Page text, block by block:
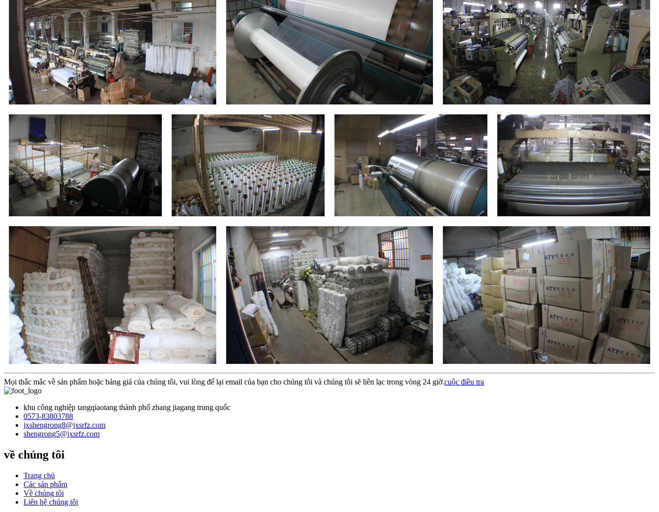
Mọi thắc mắc về sản phẩm hoặc bảng giá của chúng tôi, vui lòng để lại email của bạn cho chúng tôi và chúng tôi sẽ liên lạc trong vòng 24 giờ.cuộc điều tra
khu công nghiệp tangqiaotang thành phố zhang jiagang trung quốc
0573-83803788
jxshengrong8@jxsrfz.com
shengrong5@jxsrfz.com
về chúng tôi
Trang chủ
Các sản phẩm
Về chúng tôi
Liên hệ chúng tôi